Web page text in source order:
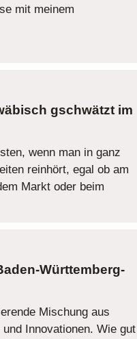
mit meinem
gschwätzt im
wenn man in ganz
reinhört, egal ob am
Markt oder beim
Württemberg-
Mischung aus
Innovationen. Wie gut